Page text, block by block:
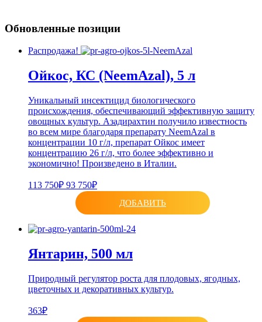
Обновленные позиции
Распродажа!
Ойкос, КС (NeemAzal), 5 л
Уникальный инсектицид биологического
происхождения, обеспечивающий эффективную защиту
овощных культур. Азадирахтин получило известность
во всем мире благодаря препарату NeemAzal в
концентрации 10 г/л, препарат Ойкос имеет
концентрацию 26 г/л, что более эффективно и
экономично! Произведено в Италии.
113 750₽ 93 750₽
ДОБАВИТЬ
Янтарин, 500 мл
Природный регулятор роста для плодовых, ягодных,
цветочных и декоративных культур.
363₽